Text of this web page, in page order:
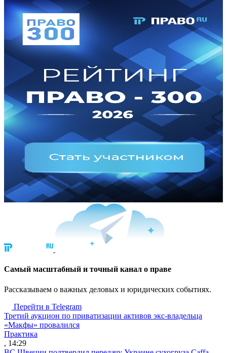
Cамый масштабный и точный канал о праве
Рассказываем о важных деловых и юридических событиях.
Перейти в Telegram
Третий аукцион по приватизации активов экс-владельца
«Макфы» провалился
Практика
, 14:29